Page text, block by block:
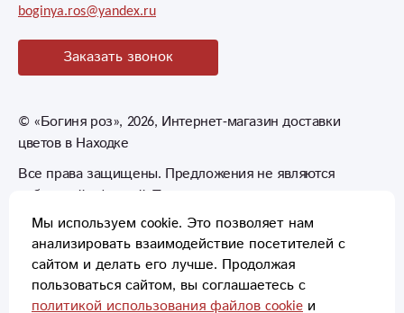
boginya.ros@yandex.ru
Заказать звонок
© «Богиня роз», 2026, Интернет-магазин доставки
цветов в Находке
Все права защищены. Предложения не являются
публичной офертой. Товары могут незначительно
отличаться от фотографий.
Мы используем cookie. Это позволяет нам
анализировать взаимодействие посетителей с
сайтом и делать его лучше. Продолжая
пользоваться сайтом, вы соглашаетесь с
политикой использования файлов cookie и